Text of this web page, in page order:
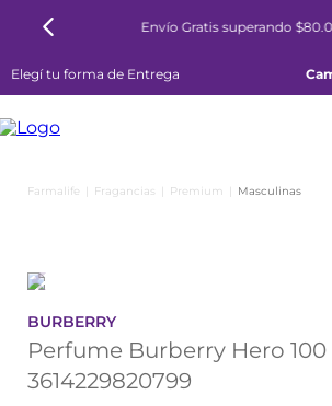
Envío Gratis superando
Elegí tu forma de Entrega
Fragancias Premium Masculinas
BURBERRY
Perfume Burberry Hero 100
3614229820799